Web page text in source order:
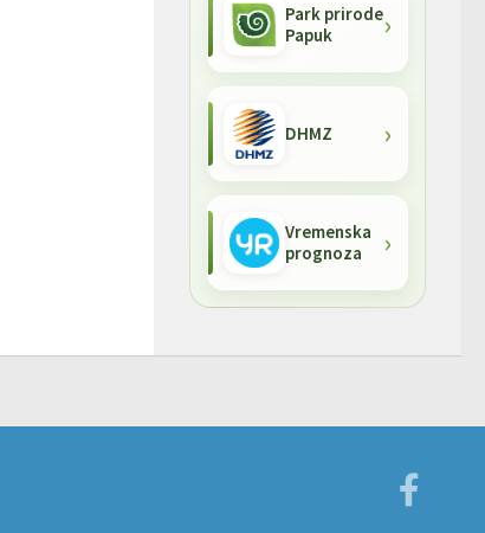
Park prirode
Papuk
DHMZ
Vremenska
prognoza